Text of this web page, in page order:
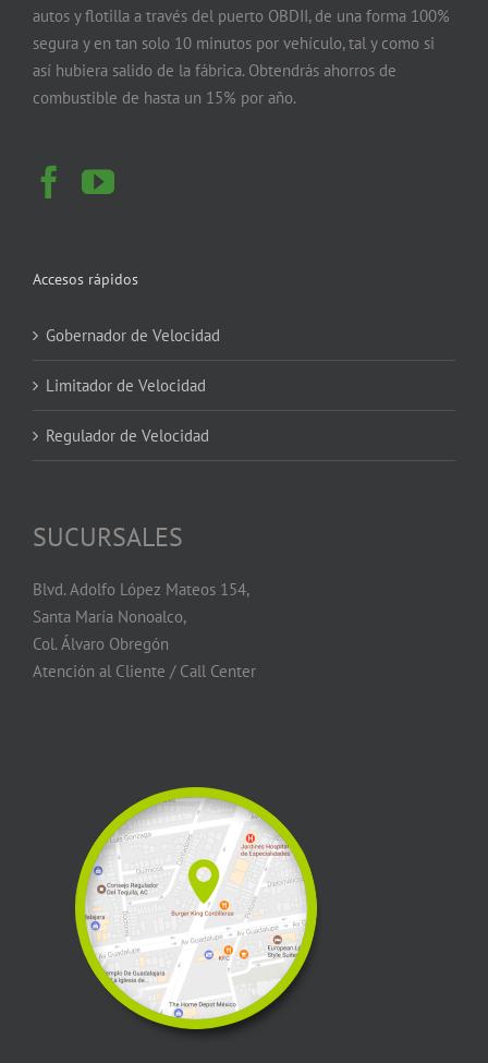
autos y flotilla a través del puerto OBDII, de una forma 100%
segura y en tan solo 10 minutos por vehículo, tal y como si
así hubiera salido de la fábrica. Obtendrás ahorros de
combustible de hasta un 15% por año.
Accesos rápidos
Gobernador de Velocidad
Limitador de Velocidad
Regulador de Velocidad
SUCURSALES
Blvd. Adolfo López Mateos 154,
Santa María Nonoalco,
Col. Álvaro Obregón
Atención al Cliente / Call Center